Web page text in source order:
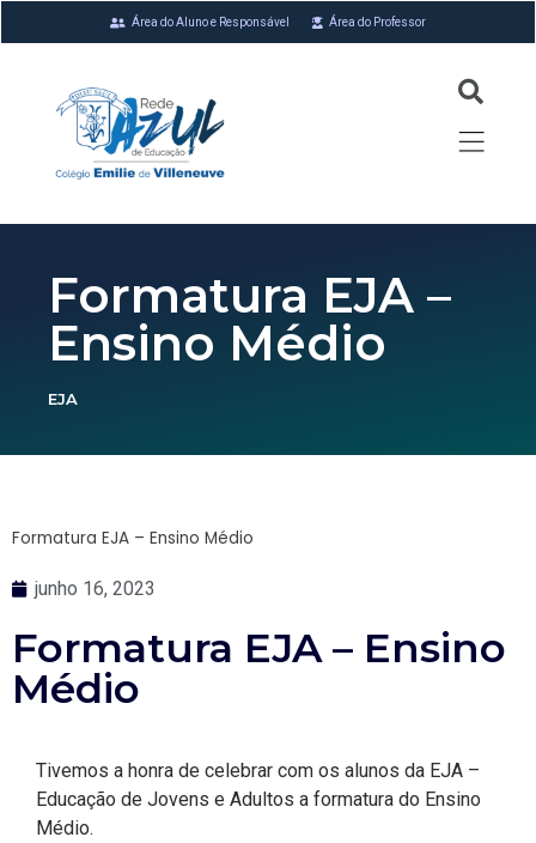
Área do Aluno e Responsável Área do Professor
Formatura EJA –
Ensino Médio
EJA
Formatura EJA – Ensino Médio
junho 16, 2023
Formatura EJA – Ensino
Médio
Tivemos a honra de celebrar com os alunos da EJA –
Educação de Jovens e Adultos a formatura do Ensino
Médio.